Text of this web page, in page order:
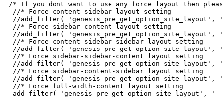
/* If you dont want to use any force layout then
//* Force content-sidebar layout setting
//add_filter( 'genesis_pre_get_option_site_layout',
//* Force sidebar-content layout setting
//add_filter( 'genesis_pre_get_option_site_layout',
//* Force content-sidebar-sidebar layout setting
//add_filter( 'genesis_pre_get_option_site_layout',
//* Force sidebar-sidebar-content layout setting
//add_filter( 'genesis_pre_get_option_site_layout',
//* Force sidebar-content-sidebar layout setting
//add_filter( 'genesis_pre_get_option_site_layout',
//* Force full-width-content layout setting
add_filter( 'genesis_pre_get_option_site_layout',